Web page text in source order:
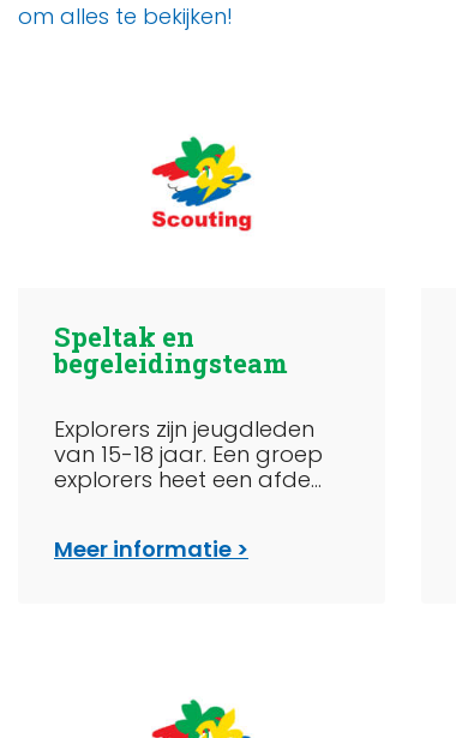
om alles te bekijken!
Speltak en
begeleidingsteam
Explorers zijn jeugdleden
van 15-18 jaar. Een groep
explorers heet een afde...
Meer informatie